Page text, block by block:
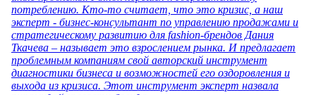
потреблению. Кто-то считает, что это кризис, а наш
эксперт - бизнес-консультант по управлению продажами и
стратегическому развитию для fashion-брендов Дания
Ткачева – называет это взрослением рынка. И предлагает
проблемным компаниям свой авторский инструмент
диагностики бизнеса и возможностей его оздоровления и
выхода из кризиса. Этот инструмент эксперт назвала